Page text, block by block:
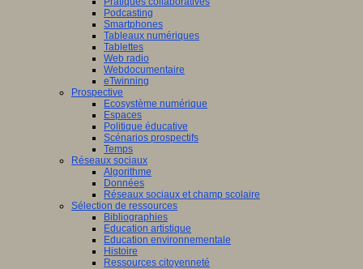
Podcasting
Smartphones
Tableaux numériques
Tablettes
Web radio
Webdocumentaire
eTwinning
Prospective
Ecosystème numérique
Espaces
Politique éducative
Scénarios prospectifs
Temps
Réseaux sociaux
Algorithme
Données
Réseaux sociaux et champ scolaire
Sélection de ressources
Bibliographies
Education artistique
Education environnementale
Histoire
Ressources citoyenneté